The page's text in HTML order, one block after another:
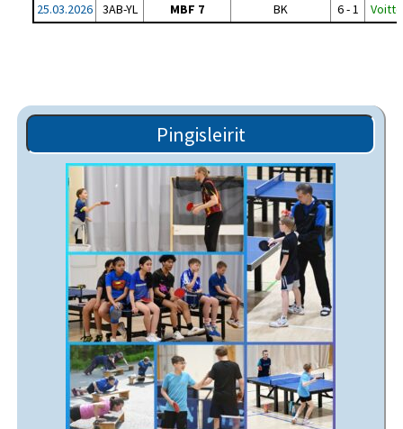
25.03.2026
3AB-YL MBF 7 BK 6 - 1 Voitto
Pingisleirit